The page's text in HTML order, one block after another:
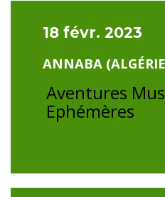
18 févr. 2023
ANNABA
Aventures
Ephémères